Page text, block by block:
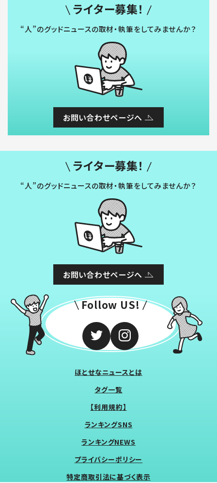
ライター募集！
“人”のグッドニュースの取材・執筆をしてみませんか？
お問い合わせページへ
ライター募集！
“人”のグッドニュースの取材・執筆をしてみませんか？
お問い合わせページへ
Follow US!
ほとせなニュースとは
タグ一覧
【利用規約】
ランキングSNS
ランキングNEWS
プライバシーポリシー
特定商取引法に基づく表示